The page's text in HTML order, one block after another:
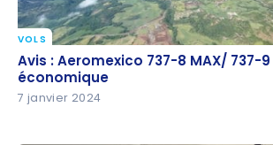
Avis : Aeromexico 737-8 MAX/ 737-
économique
VOLS
Avis : Aeromexico 737-8 MAX/ 737-
économique
7 janvier 2024